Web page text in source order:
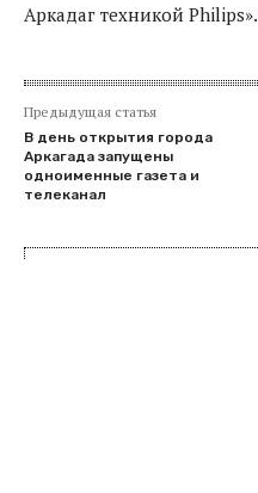
Аркадаг техникой Philips».
Предыдущая статья
В день открытия города
Аркагада запущены
одноименные газета и
телеканал